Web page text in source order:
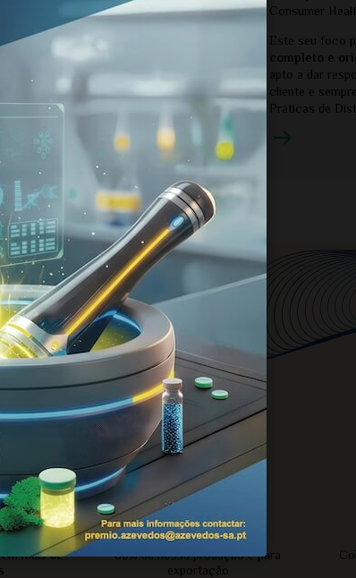
Medis representa hoje mais de
de referência quer de origem
estrangeira, garantindo
território moçambicano.
Consumer
Este seu foco
completo e
apto a dar
cliente e
Práticas de
mais de
80%
exportação
80% da nossa produção é para
exportação